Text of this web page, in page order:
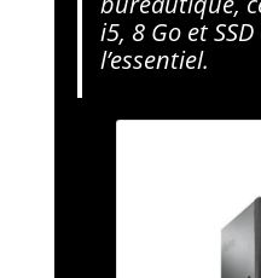
i5, 8 Go et
l’essentiel.